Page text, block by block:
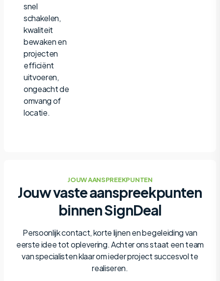
snel
schakelen,
kwaliteit
bewaken en
projecten
efficiënt
uitvoeren,
ongeacht de
omvang of
locatie.
JOUW AANSPREEKPUNTEN
Jouw vaste aanspreekpunten
binnen SignDeal
Persoonlijk contact, korte lijnen en begeleiding van
eerste idee tot oplevering. Achter ons staat een team
van specialisten klaar om ieder project succesvol te
realiseren.